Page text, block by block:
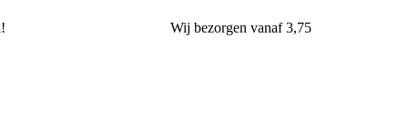
Wij bezorgen vanaf 3,75